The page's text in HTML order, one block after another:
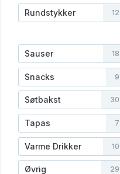
Rundstykker 12
Sauser 18
Snacks 9
Søtbakst 30
Tapas 7
Varme Drikker 10
Øvrig 29